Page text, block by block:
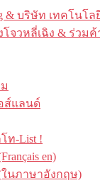
& บริษัท เทคโนโล
โจวหลี่เฉิง & ร่วมค้
ส์แลนด์
ท-List !
en)
ในภาษาอังกฤษ)